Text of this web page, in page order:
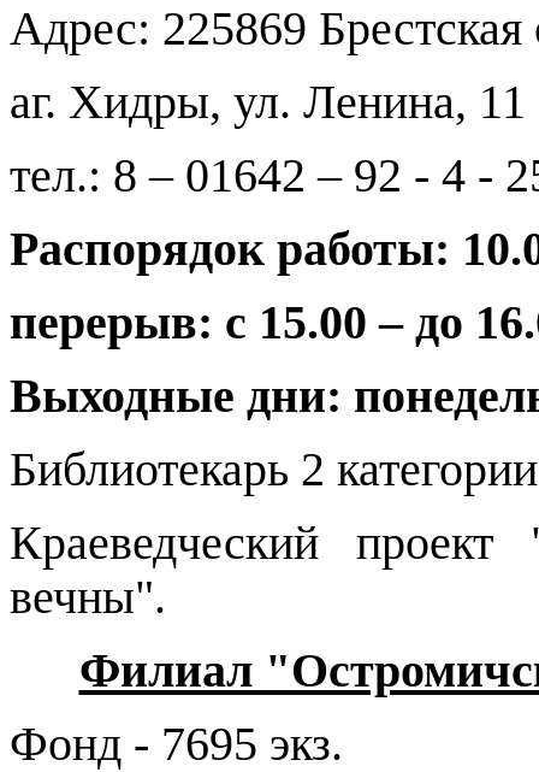
Адрес: 225869
аг. Хидры, ул. Ленина, 11
тел.: 8 – 01642 – 92 - 4 -
Распорядок работы:
перерыв: с 15.00 – до
Выходные дни:
Библиотекарь 2
Краеведческий
вечны".
Филиал
Фонд - 7695 экз.